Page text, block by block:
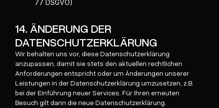
77 DSGVO)
14. ÄNDERUNG DER
DATENSCHUTZERKLÄRUNG
Wir behalten uns vor, diese Datenschutzerklärung
anzupassen, damit sie stets den aktuellen rechtlichen
Anforderungen entspricht oder um Änderungen unserer
Leistungen in der Datenschutzerklärung umzusetzen, z.B.
bei der Einführung neuer Services. Für Ihren erneuten
Besuch gilt dann die neue Datenschutzerklärung.